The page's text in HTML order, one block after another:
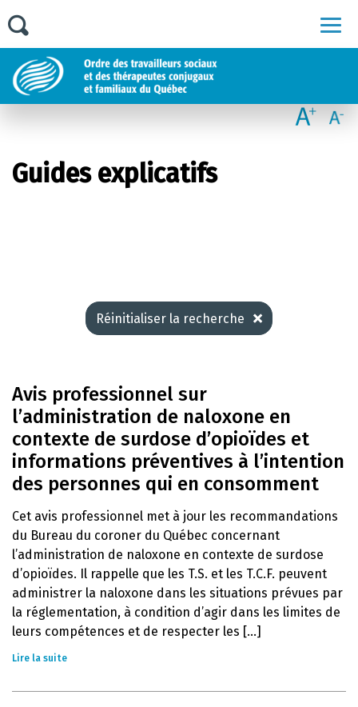
Guides explicatifs
Réinitialiser la recherche
Avis professionnel sur
l’administration de naloxone en
contexte de surdose d’opioïdes et
informations préventives à l’intention
des personnes qui en consomment
Cet avis professionnel met à jour les recommandations
du Bureau du coroner du Québec concernant
l’administration de naloxone en contexte de surdose
d’opioïdes. Il rappelle que les T.S. et les T.C.F. peuvent
administrer la naloxone dans les situations prévues par
la réglementation, à condition d’agir dans les limites de
leurs compétences et de respecter les [...]
Lire la suite